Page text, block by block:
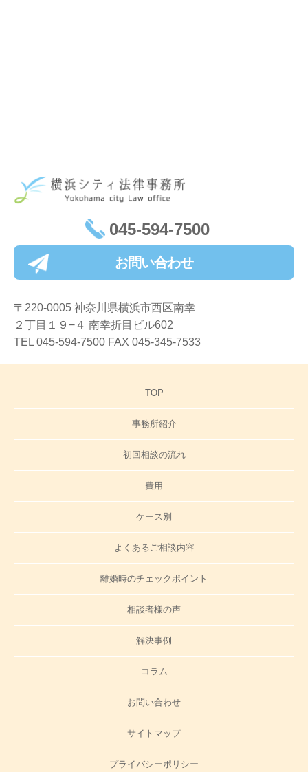
045-594-7500
お問い合わせ
〒220-0005 神奈川県横浜市西区南幸
２丁目１９−４ 南幸折目ビル602
TEL 045-594-7500 FAX 045-345-7533
TOP
事務所紹介
初回相談の流れ
費用
ケース別
よくあるご相談内容
離婚時のチェックポイント
相談者様の声
解決事例
コラム
お問い合わせ
サイトマップ
プライバシーポリシー